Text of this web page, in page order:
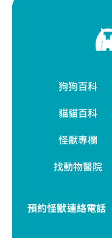
狗狗百科
貓貓百科
怪獸專欄
找動物醫院
預約怪獸連絡電話